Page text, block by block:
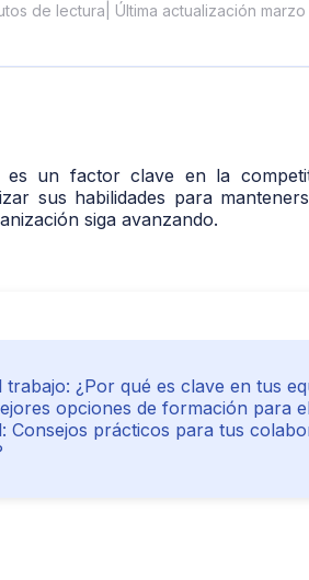
de lectura | Última actualización
es un factor clave en la
sus habilidades para
siga avanzando.
¿Por qué es clave en tus
opciones de formación para
Consejos prácticos para tus